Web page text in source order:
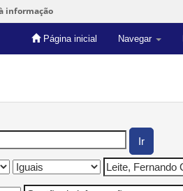
informação
Página inicial Navegar